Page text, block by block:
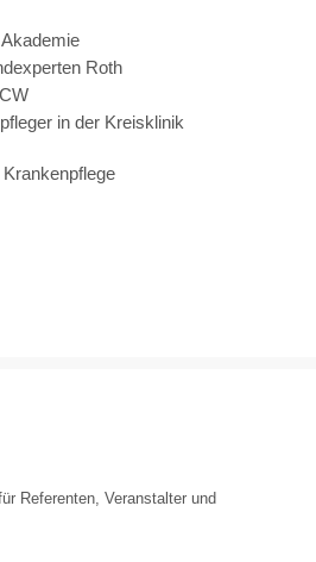
Roth
in der Kreisklinik
Referenten, Veranstalter und